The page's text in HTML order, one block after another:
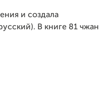
и создала
В книге 81 чжан